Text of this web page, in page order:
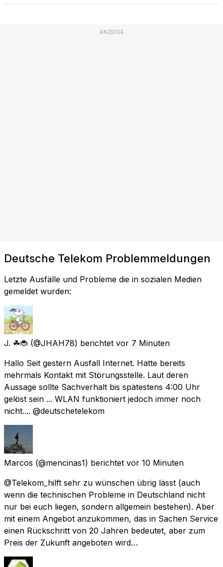
ANZEIGE
Deutsche Telekom Problemmeldungen
Letzte Ausfälle und Probleme die in sozialen Medien
gemeldet wurden:
J. ☘🐞 (@JHAH78) berichtet vor 7 Minuten
Hallo Seit gestern Ausfall Internet. Hatte bereits
mehrmals Kontakt mit Störungsstelle. Laut deren
Aussage sollte Sachverhalt bis spätestens 4:00 Uhr
gelöst sein ... WLAN funktioniert jedoch immer noch
nicht.... @deutschetelekom
Marcos (@mencinas1) berichtet vor 10 Minuten
@Telekom_hilft sehr zu wünschen übrig lässt (auch
wenn die technischen Probleme in Deutschland nicht
nur bei euch liegen, sondern allgemein bestehen). Aber
mit einem Angebot anzukommen, das in Sachen Service
einen Rückschritt von 20 Jahren bedeutet, aber zum
Preis der Zukunft angeboten wird…